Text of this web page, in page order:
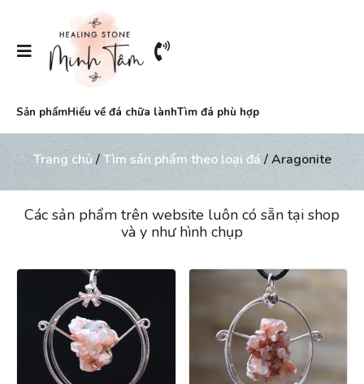
Sản phẩmHiểu về đá chữa lànhTìm đá phù hợp
Trang chủ/Tìm sản phẩm theo loại đá/ Aragonite
Các sản phẩm trên website luôn có sẵn tại shop
và y như hình chụp